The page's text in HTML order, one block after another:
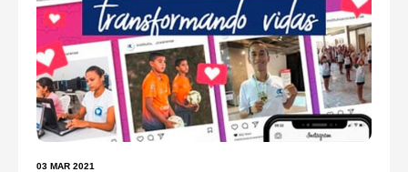
03 MAR 2021